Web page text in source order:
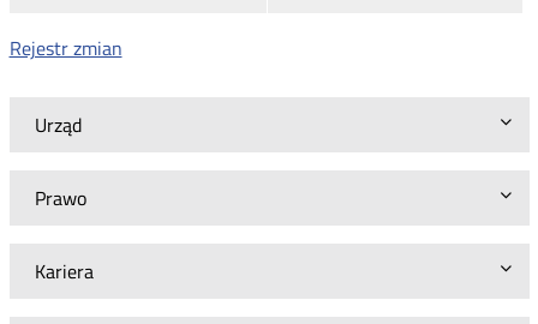
Urząd
Prawo
Kariera
Rejestr zmian